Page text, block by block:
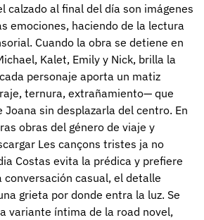
calzado al final del día son imágenes
emociones, haciendo de la lectura
Cuando la obra se detiene en
Kalet, Emily y Nick, brilla la
personaje aporta un matiz
ternura, extrañamiento— que
Joana sin desplazarla del centro. En
obras del género de viaje y
Les cançons tristes ja no
Costas evita la prédica y prefiere
conversación casual, el detalle
grieta por donde entra la luz. Se
variante íntima de la road novel,